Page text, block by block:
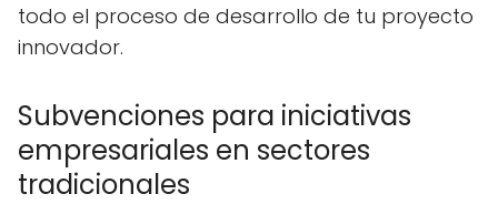
todo el proceso de desarrollo de tu proyecto
innovador.
Subvenciones para iniciativas
empresariales en sectores
tradicionales